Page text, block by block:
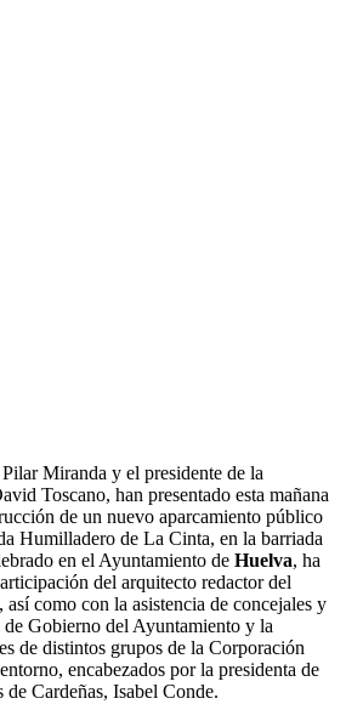
Pilar Miranda y el presidente de la
Toscano, han presentado esta mañana
de un nuevo aparcamiento público
Humilladero de La Cinta, en la barriada
en el Ayuntamiento de Huelva, ha
del arquitecto redactor del
como con la asistencia de concejales y
Gobierno del Ayuntamiento y la
de distintos grupos de la Corporación
encabezados por la presidenta de
Cardeñas, Isabel Conde.